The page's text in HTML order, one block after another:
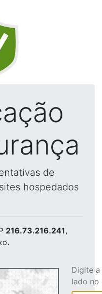
de
hospedados
216.73.216.241,
Digite
lado no